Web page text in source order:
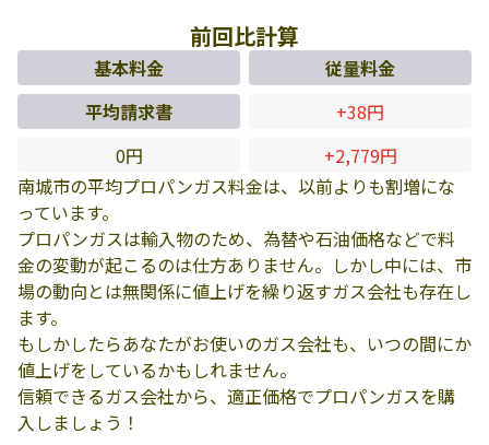
前回比計算
基本料金
従量料金
平均請求書
+38円
0円
+2,779円
南城市の平均プロパンガス料金は、以前よりも割増にな
っています。
プロパンガスは輸入物のため、為替や石油価格などで料
金の変動が起こるのは仕方ありません。しかし中には、市
場の動向とは無関係に値上げを繰り返すガス会社も存在し
ます。
もしかしたらあなたがお使いのガス会社も、いつの間にか
値上げをしているかもしれません。
信頼できるガス会社から、適正価格でプロパンガスを購
入しましょう！